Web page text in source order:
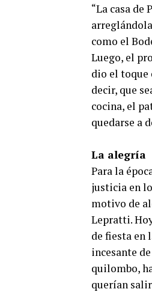
“La casa
como el
Luego, el
dio el toque
decir, que
cocina, el
quedarse a
La alegría
Para la
justicia en
motivo de
Lepratti.
de fiesta en
incesante
quilombo,
querían